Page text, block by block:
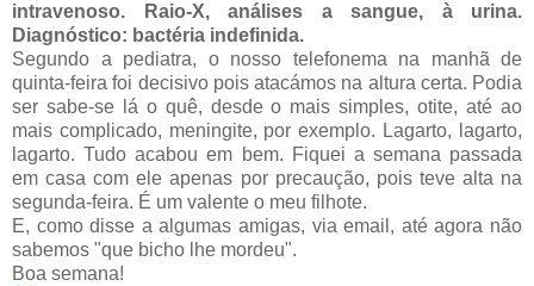
intravenoso. Raio-X, análises a sangue, à urina.
Diagnóstico: bactéria indefinida.
Segundo a pediatra, o nosso telefonema na manhã de
quinta-feira foi decisivo pois atacámos na altura certa. Podia
ser sabe-se lá o quê, desde o mais simples, otite, até ao
mais complicado, meningite, por exemplo. Lagarto, lagarto,
lagarto. Tudo acabou em bem. Fiquei a semana passada
em casa com ele apenas por precaução, pois teve alta na
segunda-feira. É um valente o meu filhote.
E, como disse a algumas amigas, via email, até agora não
sabemos "que bicho lhe mordeu".
Boa semana!